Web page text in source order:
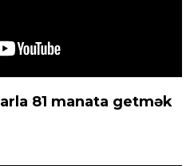
81 manata getmək